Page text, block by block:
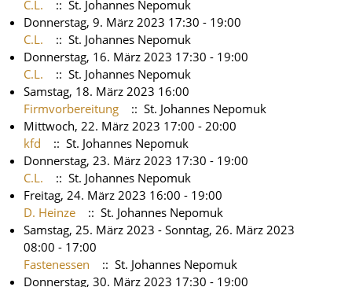
C.L.
:: St. Johannes Nepomuk
Donnerstag, 9. März 2023 17:30 - 19:00
C.L.
:: St. Johannes Nepomuk
Donnerstag, 16. März 2023 17:30 - 19:00
C.L.
:: St. Johannes Nepomuk
Samstag, 18. März 2023 16:00
Firmvorbereitung
:: St. Johannes Nepomuk
Mittwoch, 22. März 2023 17:00 - 20:00
kfd
:: St. Johannes Nepomuk
Donnerstag, 23. März 2023 17:30 - 19:00
C.L.
:: St. Johannes Nepomuk
Freitag, 24. März 2023 16:00 - 19:00
D. Heinze
:: St. Johannes Nepomuk
Samstag, 25. März 2023 - Sonntag, 26. März 2023
08:00 - 17:00
Fastenessen
:: St. Johannes Nepomuk
Donnerstag, 30. März 2023 17:30 - 19:00